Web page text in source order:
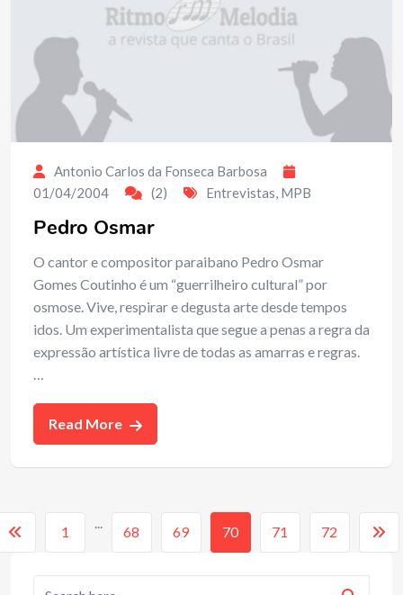
Antonio Carlos da Fonseca Barbosa
01/04/2004
(2) Entrevistas, MPB
Pedro Osmar
O cantor e compositor paraibano Pedro Osmar
Gomes Coutinho é um “guerrilheiro cultural” por
osmose. Vive, respirar e degusta arte desde tempos
idos. Um experimentalista que segue a penas a regra da
expressão artística livre de todas as amarras e regras.
Read More
1 68 69 70 71 72